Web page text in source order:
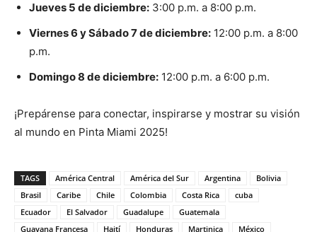
Jueves 5 de diciembre: 3:00 p.m. a 8:00 p.m.
Viernes 6 y Sábado 7 de diciembre: 12:00 p.m. a 8:00
p.m.
Domingo 8 de diciembre: 12:00 p.m. a 6:00 p.m.
¡Prepárense para conectar, inspirarse y mostrar su visión
al mundo en Pinta Miami 2025!
TAGS América Central América del Sur Argentina
Bolivia
Brasil
Caribe Chile Colombia Costa Rica
cuba
Ecuador
El Salvador Guadalupe
Guatemala
Guayana Francesa
Haití Honduras Martinica México